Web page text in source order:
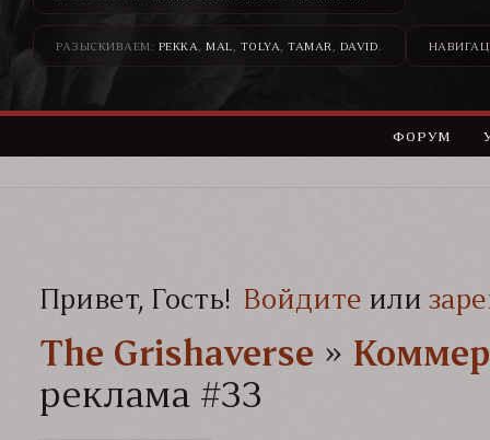
РАЗЫСКИВАЕМ: PEKKA MAL TOLYA TAMAR DAVID
ФОРУМ
Привет, Гость! Войдите или
The Grishaverse­­­ »
реклама #33